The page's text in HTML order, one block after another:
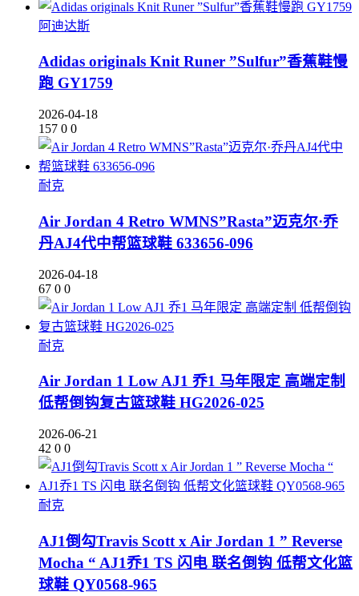
阿迪达斯
Adidas originals Knit Runer ”Sulfur”香蕉鞋慢
跑 GY1759
2026-04-18
157 0 0
耐克
Air Jordan 4 Retro WMNS”Rasta”迈克尔·乔
丹AJ4代中帮篮球鞋 633656-096
2026-04-18
67 0 0
耐克
Air Jordan 1 Low AJ1 乔1 马年限定 高端定制
低帮倒钩复古篮球鞋 HG2026-025
2026-06-21
42 0 0
耐克
AJ1倒勾Travis Scott x Air Jordan 1 ” Reverse
Mocha “ AJ1乔1 TS 闪电 联名倒钩 低帮文化篮
球鞋 QY0568-965